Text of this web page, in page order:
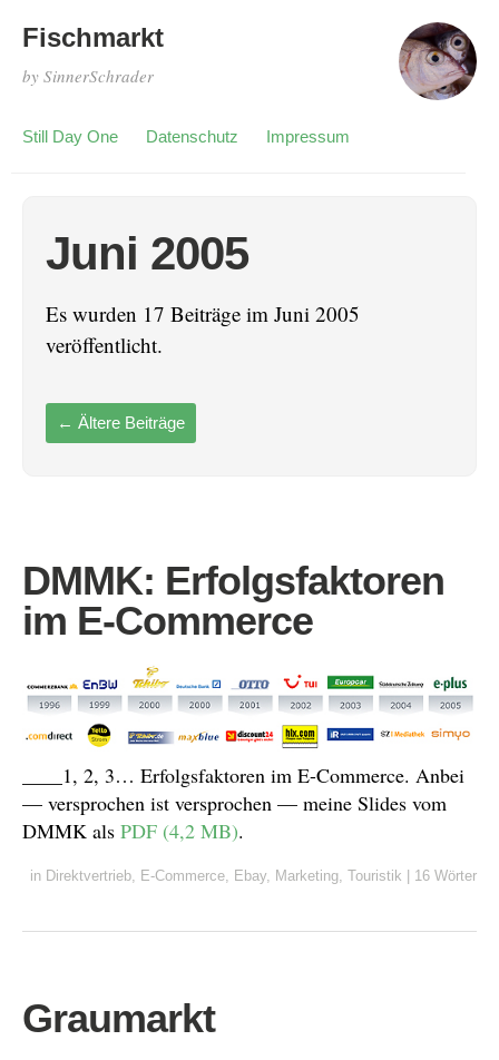
Fischmarkt
by SinnerSchrader
Still Day One Datenschutz Impressum
Juni 2005
Es wurden 17 Beiträge im Juni 2005
veröffentlicht.
← Ältere Beiträge
DMMK: Erfolgsfaktoren
im E-Commerce
____1, 2, 3… Erfolgsfaktoren im E-Commerce. Anbei
— versprochen ist versprochen — meine Slides vom
DMMK als PDF (4,2 MB).
in Direktvertrieb, E-Commerce, Ebay, Marketing, Touristik 16 Wörter
Graumarkt